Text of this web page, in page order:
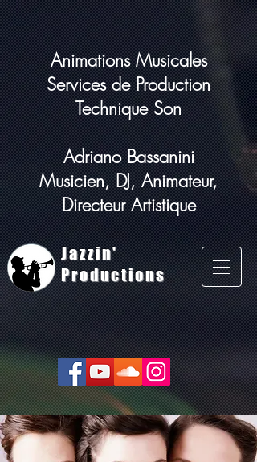
Animations Musicales
Services de Production
Technique Son
Adriano Bassanini
Musicien, DJ, Animateur,
Directeur Artistique
Jazzin'
Productions